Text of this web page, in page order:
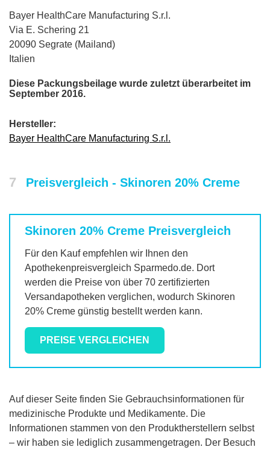
Bayer HealthCare Manufacturing S.r.l.
Via E. Schering 21
20090 Segrate (Mailand)
Italien
Diese Packungsbeilage wurde zuletzt überarbeitet im
September 2016.
Hersteller:
Bayer HealthCare Manufacturing S.r.l.
7 Preisvergleich - Skinoren 20% Creme
Skinoren 20% Creme Preisvergleich
Für den Kauf empfehlen wir Ihnen den
Apothekenpreisvergleich Sparmedo.de. Dort
werden die Preise von über 70 zertifizierten
Versandapotheken verglichen, wodurch Skinoren
20% Creme günstig bestellt werden kann.
PREISE VERGLEICHEN
Auf dieser Seite finden Sie Gebrauchsinformationen für
medizinische Produkte und Medikamente. Die
Informationen stammen von den Produktherstellern selbst
– wir haben sie lediglich zusammengetragen. Der Besuch